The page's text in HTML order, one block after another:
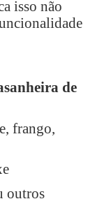
isso não
de
frango,
outros